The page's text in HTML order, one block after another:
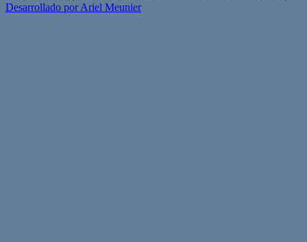
Desarrollado por Ariel Meunier